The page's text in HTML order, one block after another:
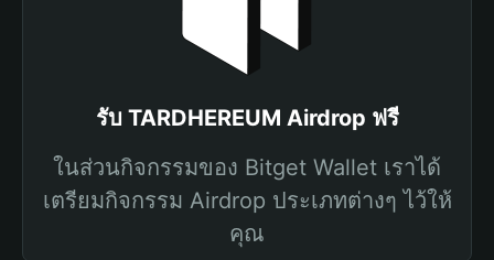
รับ TARDHEREUM Airdrop ฟรี
ในส่วนกิจกรรมของ Bitget Wallet เราได้
เตรียมกิจกรรม Airdrop ประเภทต่างๆ ไว้ให้
คุณ